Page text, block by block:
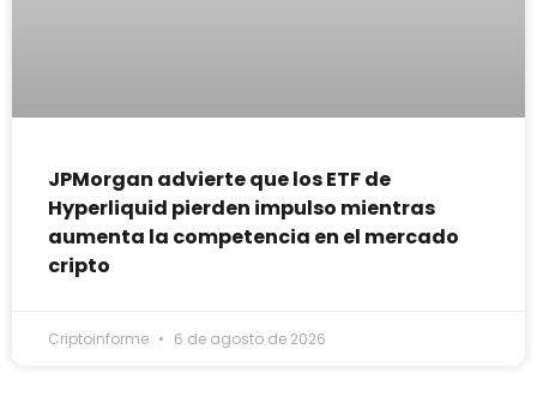
JPMorgan advierte que los ETF de
Hyperliquid pierden impulso mientras
aumenta la competencia en el mercado
cripto
Criptoinforme 6 de agosto de 2026